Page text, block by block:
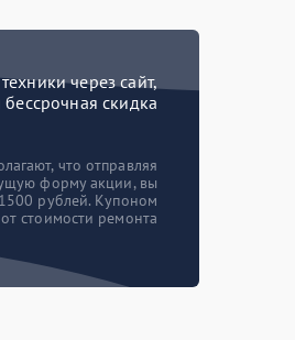
через сайт,
бессрочная скидка
что отправляя
форму акции, вы
рублей. Купоном
стоимости ремонта